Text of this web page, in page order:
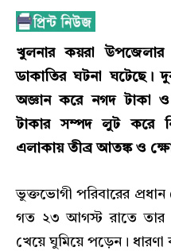
খুলনার কয়রা উপজেলার
ডাকাতির ঘটনা ঘটেছে।
অজ্ঞান করে নগদ টাকা ও
টাকার সম্পদ লুট করে
এলাকায় তীব্র আতঙ্ক ও
ভুক্তভোগী পরিবারের
গত ২৩ আগস্ট রাতে তার
খেয়ে ঘুমিয়ে পড়েন। ধারণা